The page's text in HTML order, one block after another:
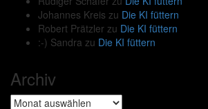
Johannes Kreis zu Die KI füttern
Robert Prätzler zu Die KI füttern
:-) Sandra zu Die KI füttern
Archiv
Archiv